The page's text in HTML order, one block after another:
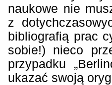
naukowe nie
z
bibliografią prac
sobie!) nieco
przypadku
ukazać swoją